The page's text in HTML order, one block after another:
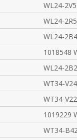
WL24-
WL24-
WL24-
1018548
WL24-
WT34-
WT34-
1019229
WT34-